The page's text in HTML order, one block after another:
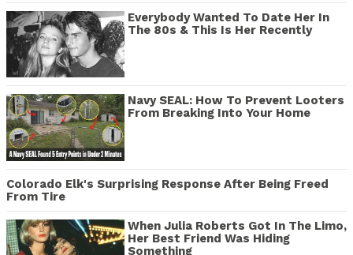
Everybody Wanted To Date Her In
The 80s & This Is Her Recently
Navy SEAL: How To Prevent Looters
From Breaking Into Your Home
Colorado Elk's Surprising Response After Being Freed
From Tire
When Julia Roberts Got In The Limo,
Her Best Friend Was Hiding
Something